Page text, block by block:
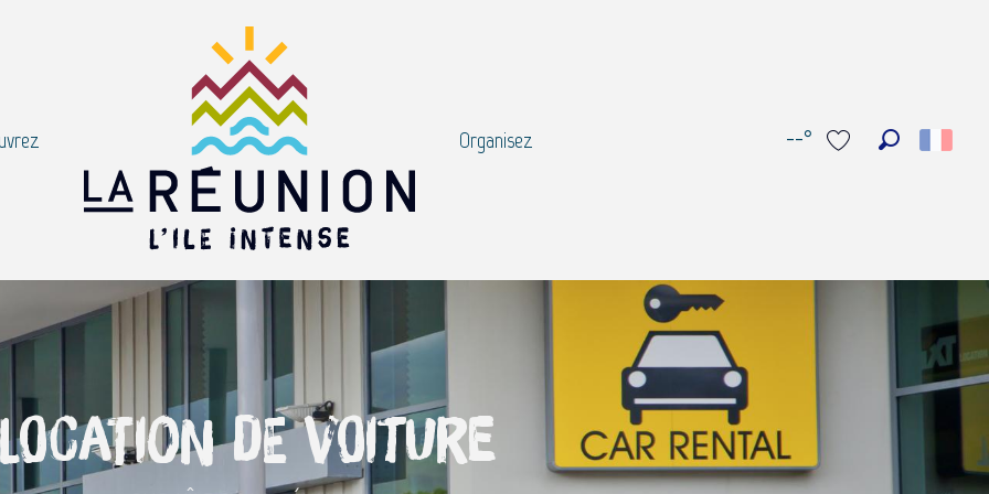
--°
Organisez
Location de voiture